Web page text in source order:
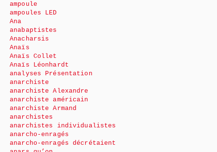
ampoule
ampoules LED
Ana
anabaptistes
Anacharsis
Anaïs
Anaïs Collet
Anaïs Léonhardt
analyses Présentation
anarchiste
anarchiste Alexandre
anarchiste américain
anarchiste Armand
anarchistes
anarchistes individualistes
anarcho-enragés
anarcho-enragés décrétaient